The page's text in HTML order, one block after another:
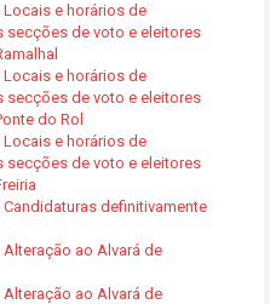
Locais e horários de
secções de voto e eleitores
Locais e horários de
secções de voto e eleitores
do Rol
Locais e horários de
secções de voto e eleitores
Candidaturas definitivamente
Alteração ao Alvará de
Alteração ao Alvará de